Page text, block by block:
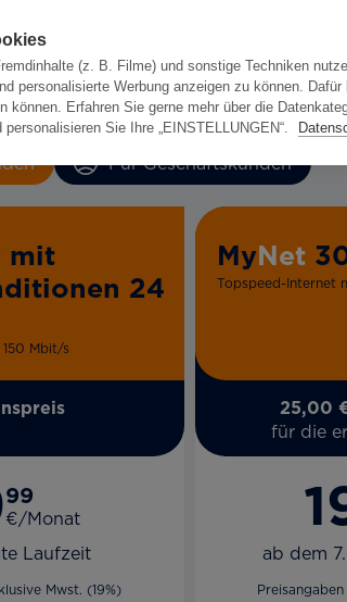
Für Geschäftskunden
mit
24
Mbit/s
99
€/Monat
Laufzeit
Mwst. (19%)
MyNet
Topspeed-Internet
25,00
für die
ab dem
(z. B. Filme) und sonstige Techniken
personalisierte Werbung anzeigen zu können.
können. Erfahren Sie gerne mehr über die
Sie Ihre „EINSTELLUNGEN“.